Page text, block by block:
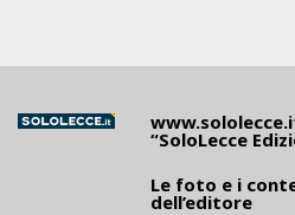
“SoloLecce
Le foto e i
dell’editore